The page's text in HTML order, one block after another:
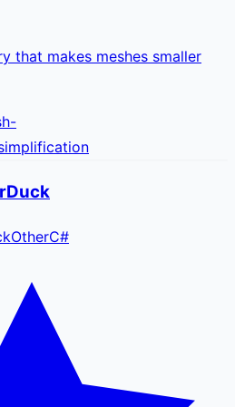
that makes meshes smaller
OtherC#